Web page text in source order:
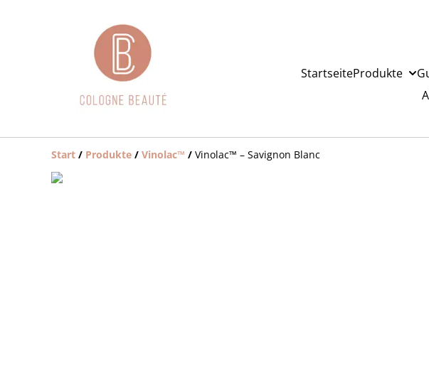
StartseiteProdukte
Start / Produkte / Vinolac™️ / Vinolac™️ – Savignon Blanc